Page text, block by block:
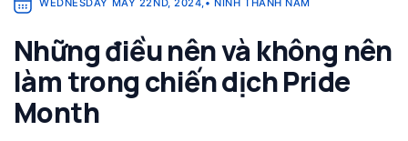
WEDNESDAY MAY 22ND, 2024,• NINH THÀNH NAM
Những điều nên và không nên
làm trong chiến dịch Pride
Month